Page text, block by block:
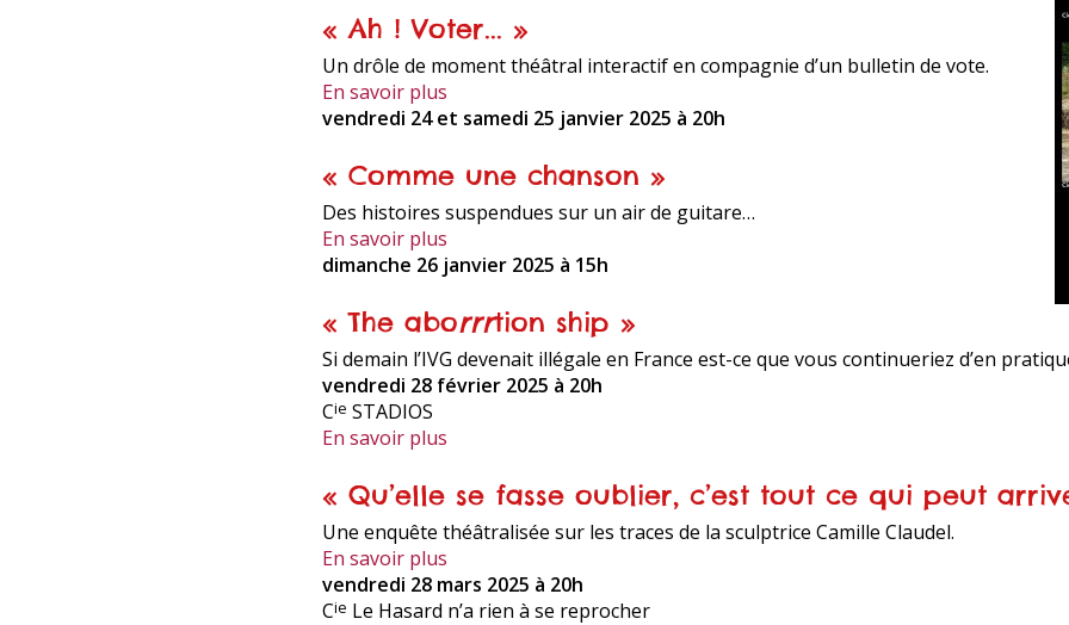
« Ah ! Voter... »
Un drôle de moment théâtral interactif en compagnie d’un bulletin de vote.
En savoir plus
vendredi 24 et samedi 25 janvier 2025 à 20h
« Comme une chanson »
Des histoires suspendues sur un air de guitare…
En savoir plus
dimanche 26 janvier 2025 à 15h
« The aborrrtion ship »
Si demain l’IVG devenait illégale en France est-ce que vous continueriez d’en
vendredi 28 février 2025 à 20h
Cie STADIOS
En savoir plus
« Qu’elle se fasse oublier, c’est tout ce qui peut
Une enquête théâtralisée sur les traces de la sculptrice Camille Claudel.
En savoir plus
vendredi 28 mars 2025 à 20h
Cie Le Hasard n’a rien à se reprocher